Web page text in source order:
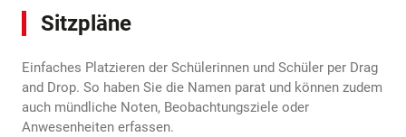
Sitzpläne
Einfaches Platzieren der Schülerinnen und Schüler per Drag
and Drop. So haben Sie die Namen parat und können zudem
auch mündliche Noten, Beobachtungsziele oder
Anwesenheiten erfassen.